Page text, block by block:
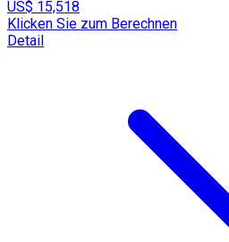
US$ 15,518
Klicken Sie zum Berechnen
Detail